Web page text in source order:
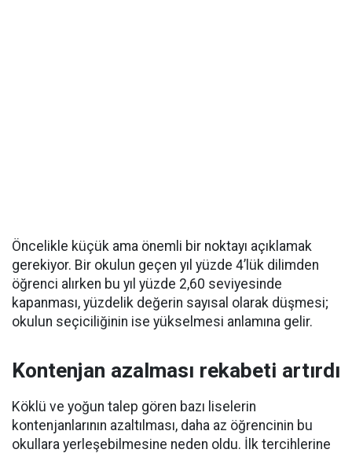
Öncelikle küçük ama önemli bir noktayı açıklamak
gerekiyor. Bir okulun geçen yıl yüzde 4’lük dilimden
öğrenci alırken bu yıl yüzde 2,60 seviyesinde
kapanması, yüzdelik değerin sayısal olarak düşmesi;
okulun seçiciliğinin ise yükselmesi anlamına gelir.
Kontenjan azalması rekabeti artırdı
Köklü ve yoğun talep gören bazı liselerin
kontenjanlarının azaltılması, daha az öğrencinin bu
okullara yerleşebilmesine neden oldu. İlk tercihlerine